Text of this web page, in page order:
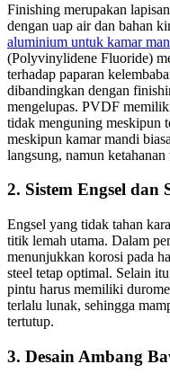
Finishing merupakan
dengan uap air dan bahan
aluminium untuk kamar
(Polyvinylidene Fluoride)
terhadap paparan
dibandingkan dengan
mengelupas. PVDF
tidak menguning meskipun
meskipun kamar mandi
langsung, namun
2. Sistem Engsel dan
Engsel yang tidak tahan
titik lemah utama. Dalam
menunjukkan korosi pada
steel tetap optimal. Selain
pintu harus memiliki
terlalu lunak, sehingga
tertutup.
3. Desain Ambang